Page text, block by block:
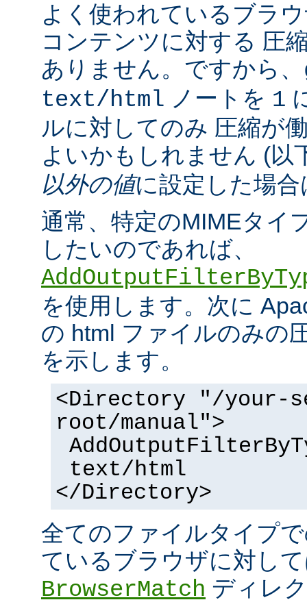
よく使われているブラ
コンテンツに対する 圧
ありません。ですから、
text/html ノートを 1
ルに対してのみ 圧縮が
よいかもしれません (以
以外の値に設定した場
通常、特定のMIMEタイ
したいのであれば、
を使用します。次に
の html ファイルのみの
を示します。
<Directory "/your-
root/manual">
text/html
</Directory>
全てのファイルタイプ
ているブラウザに対し
BrowserMatch ディレ